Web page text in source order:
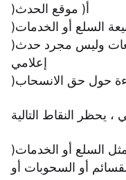
)أ( موقع الحدث
السلع أو الخدمات
)أ( يجب التعبير عن أنه حدث مبيعات وليس مجرد حدث
إعلامي
حول حق الانسحاب
)أ( إشارات إلى التبرعات المجانية مثل السلع أو الخدمات
أو السحوبات أو